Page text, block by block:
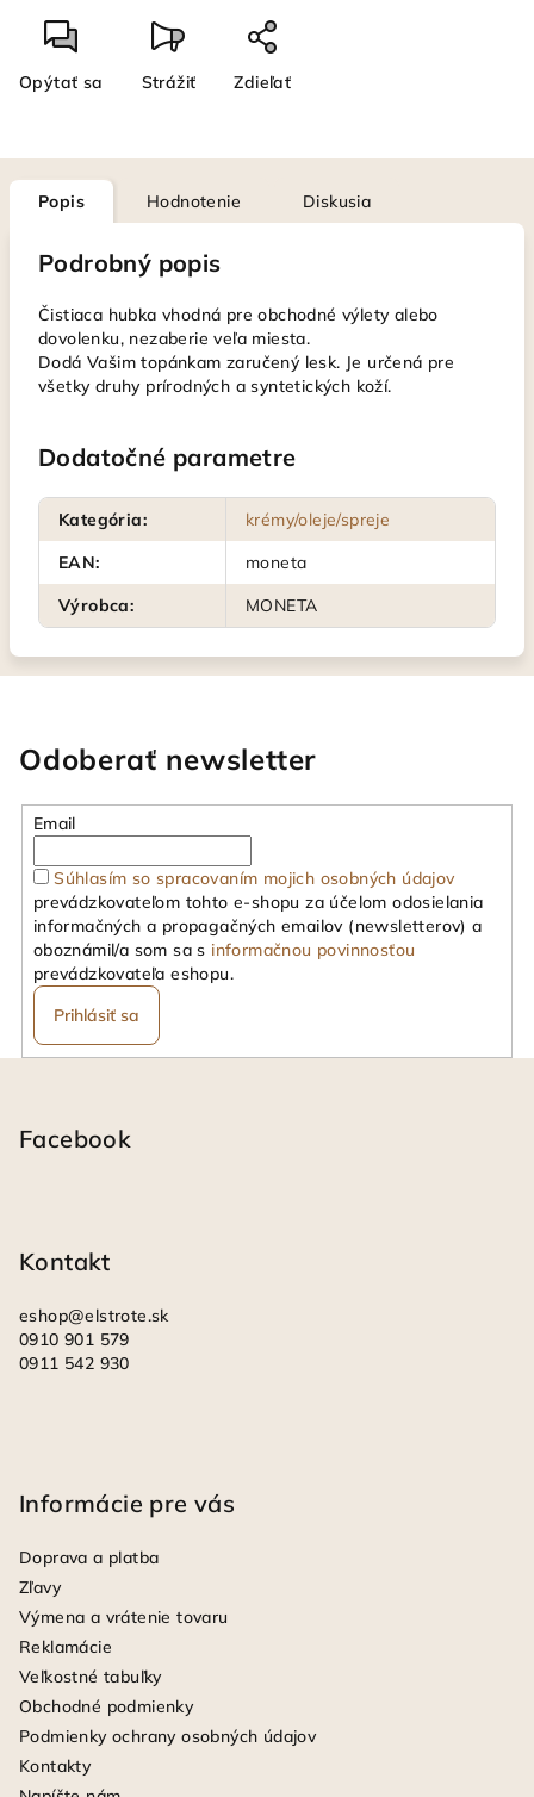
Opýtať sa Strážiť Zdieľať
Popis Hodnotenie Diskusia
Podrobný popis
Čistiaca hubka vhodná pre obchodné výlety alebo
dovolenku, nezaberie veľa miesta.
Dodá Vašim topánkam zaručený lesk. Je určená pre
všetky druhy prírodných a syntetických koží.
Dodatočné parametre
Kategória:
krémy/oleje/spreje
EAN:
moneta
Výrobca: MONETA
Odoberať newsletter
Email
Súhlasím so spracovaním mojich osobných údajov
prevádzkovateľom tohto e-shopu za účelom odosielania
informačných a propagačných emailov (newsletterov) a
oboznámil/a som sa s informačnou povinnosťou
prevádzkovateľa eshopu.
Prihlásiť sa
Facebook
Kontakt
eshop@elstrote.sk
0910 901 579
0911 542 930
Informácie pre vás
Doprava a platba
Zľavy
Výmena a vrátenie tovaru
Reklamácie
Veľkostné tabuľky
Obchodné podmienky
Podmienky ochrany osobných údajov
Kontakty